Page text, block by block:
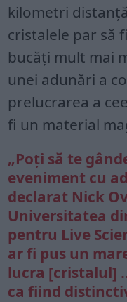
kilometri
cristalele par să
bucăți mult mai
unei adunări a
prelucrarea a
fi un material
„Poți să te
eveniment cu
declarat Nick
Universitatea
pentru Live
ar fi pus un
lucra [cristalul]
ca fiind